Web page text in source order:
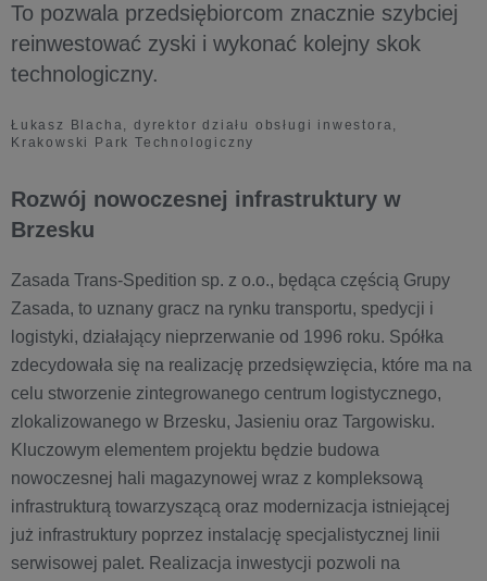
To pozwala przedsiębiorcom znacznie szybciej
reinwestować zyski i wykonać kolejny skok
technologiczny.
Łukasz Blacha, dyrektor działu obsługi inwestora,
Krakowski Park Technologiczny
Rozwój nowoczesnej infrastruktury w
Brzesku
Zasada Trans-Spedition sp. z o.o., będąca częścią Grupy
Zasada, to uznany gracz na rynku transportu, spedycji i
logistyki, działający nieprzerwanie od 1996 roku. Spółka
zdecydowała się na realizację przedsięwzięcia, które ma na
celu stworzenie zintegrowanego centrum logistycznego,
zlokalizowanego w Brzesku, Jasieniu oraz Targowisku.
Kluczowym elementem projektu będzie budowa
nowoczesnej hali magazynowej wraz z kompleksową
infrastrukturą towarzyszącą oraz modernizacja istniejącej
już infrastruktury poprzez instalację specjalistycznej linii
serwisowej palet. Realizacja inwestycji pozwoli na